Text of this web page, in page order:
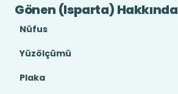
Gönen (Isparta) Hakkında
Nüfus
Yüzölçümü
Plaka